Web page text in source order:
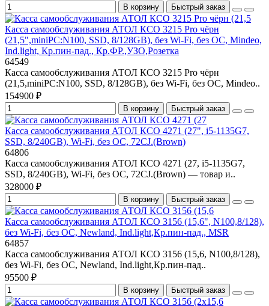
В корзину Быстрый заказ
Касса самообслуживания АТОЛ КСО 3215 Pro чёрн
(21,5",miniPC:N100, SSD, 8/128GB), без Wi-Fi, без ОС, Mindeo,
Ind.light, Кр.пин-пад., Кр.ФР.,УЗО,Розетка
64549
Касса самообслуживания АТОЛ КСО 3215 Pro чёрн
(21,5,miniPC:N100, SSD, 8/128GB), без Wi-Fi, без ОС, Mindeo..
154900 ₽
В корзину Быстрый заказ
Касса самообслуживания АТОЛ КСО 4271 (27", i5-1135G7,
SSD, 8/240GB), Wi-Fi, без ОС, 72CJ.(Brown)
64806
Касса самообслуживания АТОЛ КСО 4271 (27, i5-1135G7,
SSD, 8/240GB), Wi-Fi, без ОС, 72CJ.(Brown) — товар и..
328000 ₽
В корзину Быстрый заказ
Касса самообслуживания АТОЛ КСО 3156 (15,6", N100,8/128),
без Wi-Fi, без ОС, Newland, Ind.light,Кр.пин-пад., MSR
64857
Касса самообслуживания АТОЛ КСО 3156 (15,6, N100,8/128),
без Wi-Fi, без ОС, Newland, Ind.light,Кр.пин-пад..
95500 ₽
В корзину Быстрый заказ